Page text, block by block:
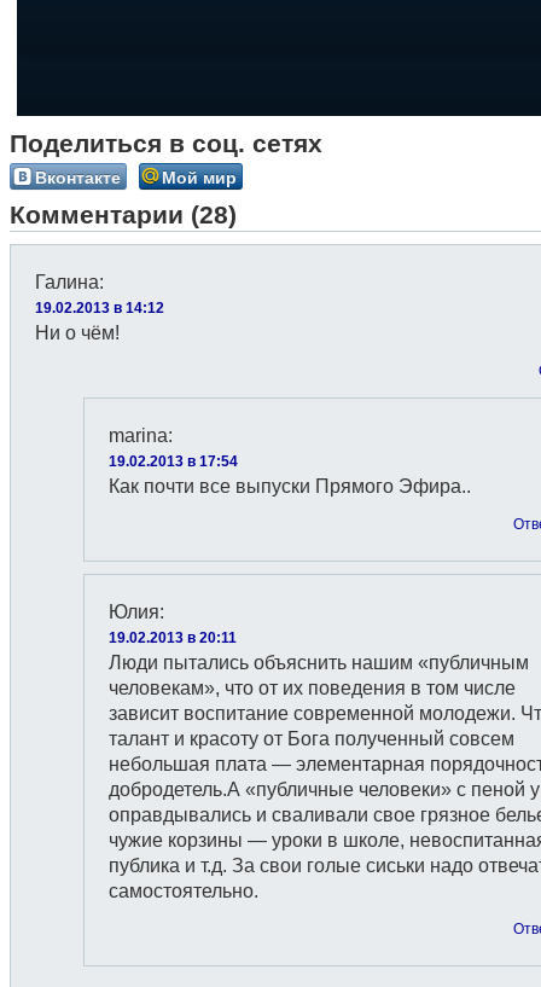
Поделиться в соц. сетях
Вконтакте Мой мир
Комментарии (28)
Галина:
19.02.2013 в 14:12
Ни о чём!
marina:
19.02.2013 в 17:54
Как почти все выпуски Прямого Эфира..
Юлия:
19.02.2013 в 20:11
Люди пытались объяснить нашим «публичным
человекам», что от их поведения в том числе
зависит воспитание современной молодежи.
талант и красоту от Бога полученный совсем
небольшая плата — элементарная
добродетель.А «публичные человеки» с пеной
оправдывались и сваливали свое грязное
чужие корзины — уроки в школе,
публика и т.д. За свои голые сиськи надо
самостоятельно.